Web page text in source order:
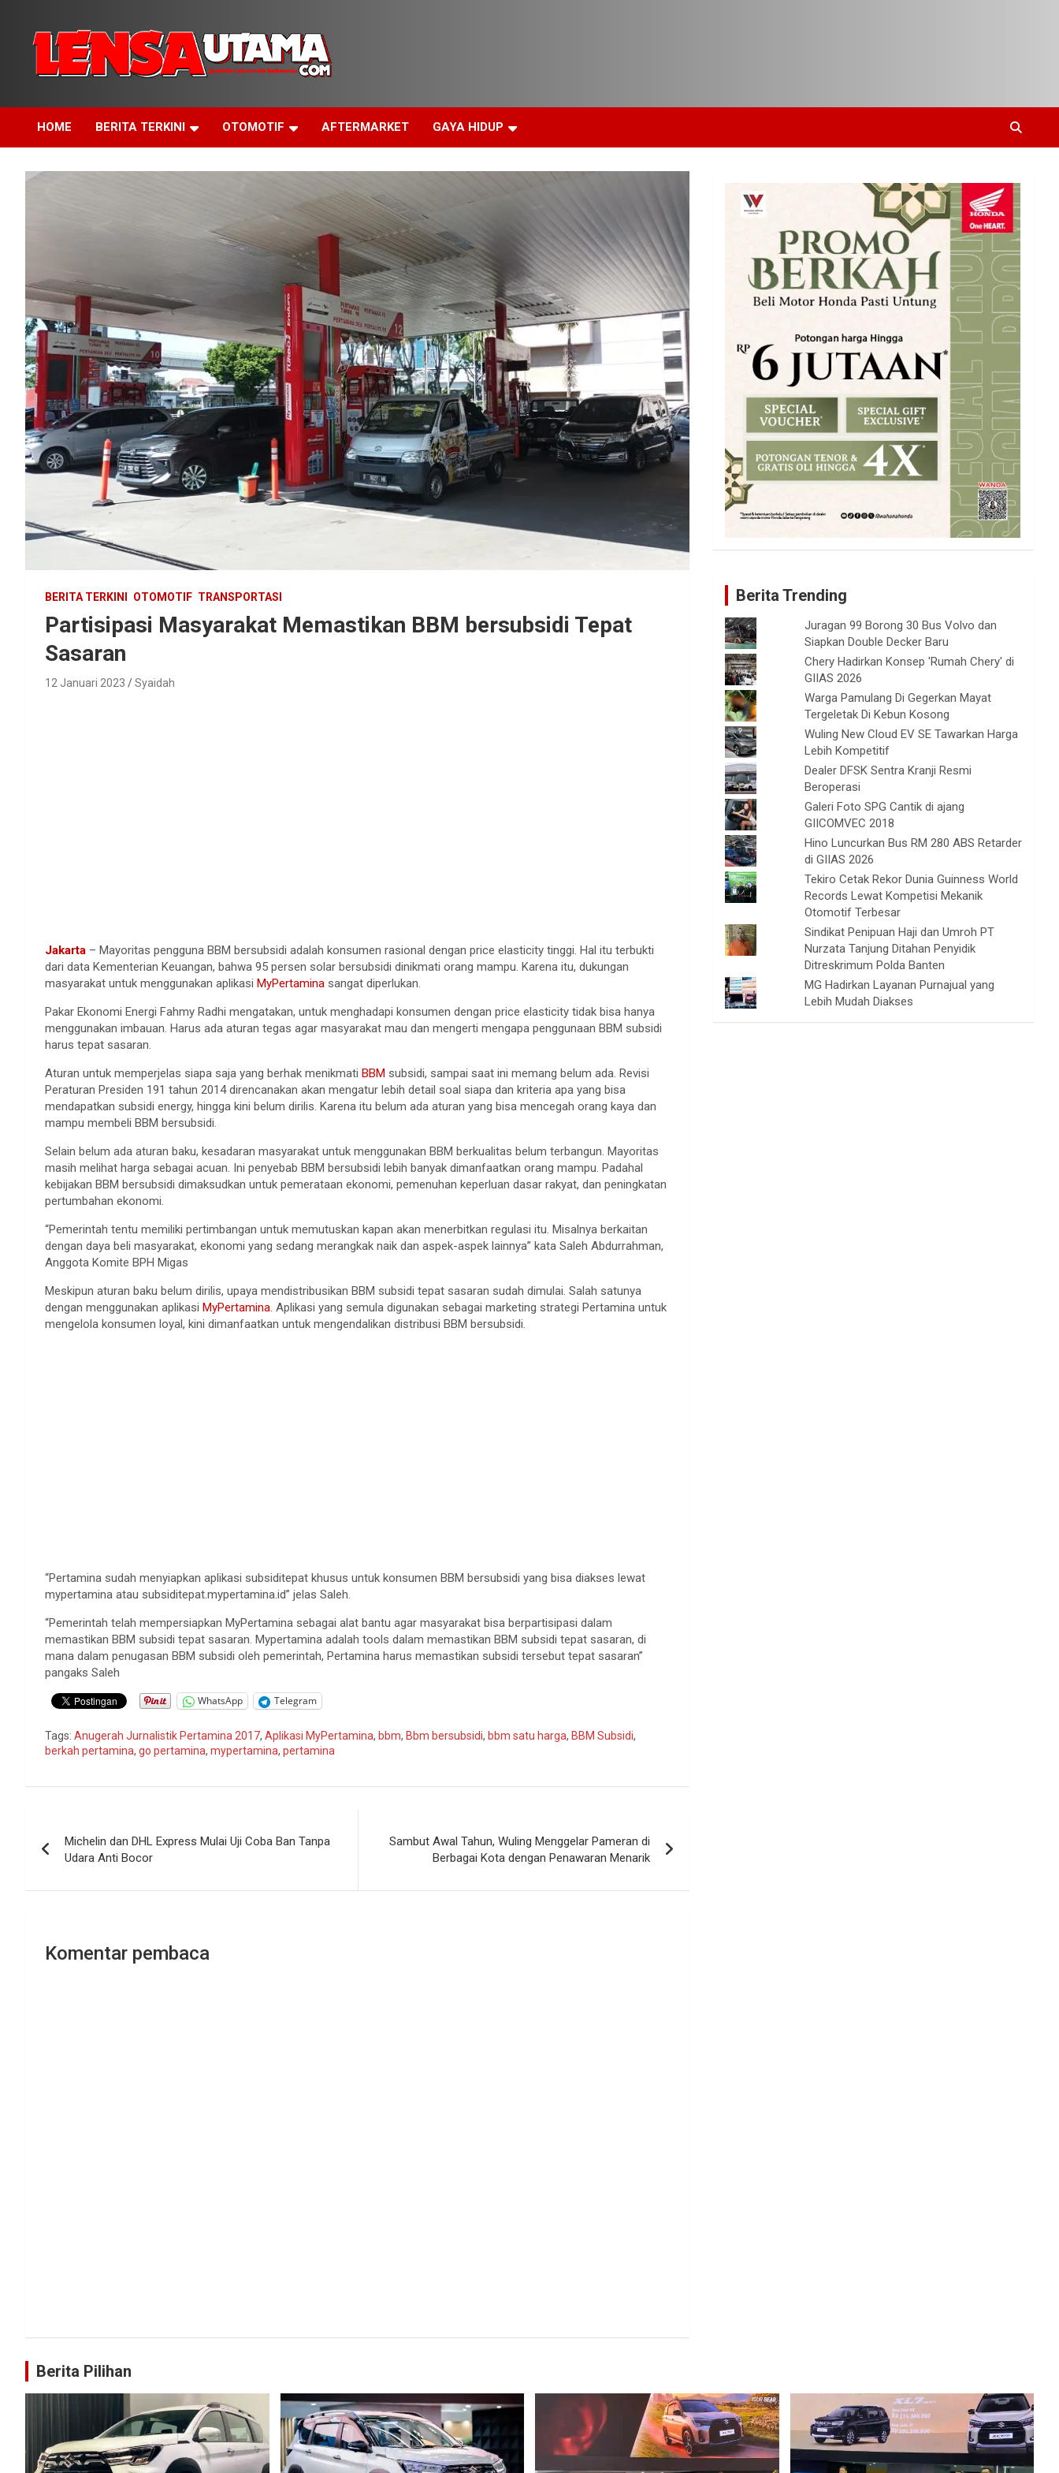
content
LensaUtama
HOME BERITA TERKINI OTOMOTIF AFTERMARKET GAYA HIDUP
BERITA TERKINI OTOMOTIF TRANSPORTASI
Partisipasi Masyarakat Memastikan BBM bersubsidi Tepat
Sasaran
12 Januari 2023 Syaidah
Jakarta – Mayoritas pengguna BBM bersubsidi adalah konsumen rasional dengan price elasticity tinggi. Hal itu terbukti
dari data Kementerian Keuangan, bahwa 95 persen solar bersubsidi dinikmati orang mampu. Karena itu, dukungan
masyarakat untuk menggunakan aplikasi MyPertamina sangat diperlukan.
Pakar Ekonomi Energi Fahmy Radhi mengatakan, untuk menghadapi konsumen dengan price elasticity tidak bisa hanya
menggunakan imbauan. Harus ada aturan tegas agar masyarakat mau dan mengerti mengapa penggunaan BBM subsidi
harus tepat sasaran.
Aturan untuk memperjelas siapa saja yang berhak menikmati BBM subsidi, sampai saat ini memang belum ada. Revisi
Peraturan Presiden 191 tahun 2014 direncanakan akan mengatur lebih detail soal siapa dan kriteria apa yang bisa
mendapatkan subsidi energy, hingga kini belum dirilis. Karena itu belum ada aturan yang bisa mencegah orang kaya dan
mampu membeli BBM bersubsidi.
Selain belum ada aturan baku, kesadaran masyarakat untuk menggunakan BBM berkualitas belum terbangun. Mayoritas
masih melihat harga sebagai acuan. Ini penyebab BBM bersubsidi lebih banyak dimanfaatkan orang mampu. Padahal
kebijakan BBM bersubsidi dimaksudkan untuk pemerataan ekonomi, pemenuhan keperluan dasar rakyat, dan peningkatan
pertumbahan ekonomi.
“Pemerintah tentu memiliki pertimbangan untuk memutuskan kapan akan menerbitkan regulasi itu. Misalnya berkaitan
dengan daya beli masyarakat, ekonomi yang sedang merangkak naik dan aspek-aspek lainnya” kata Saleh Abdurrahman,
Anggota Komite BPH Migas
Meskipun aturan baku belum dirilis, upaya mendistribusikan BBM subsidi tepat sasaran sudah dimulai. Salah satunya
dengan menggunakan aplikasi MyPertamina. Aplikasi yang semula digunakan sebagai marketing strategi Pertamina untuk
mengelola konsumen loyal, kini dimanfaatkan untuk mengendalikan distribusi BBM bersubsidi.
“Pertamina sudah menyiapkan aplikasi subsiditepat khusus untuk konsumen BBM bersubsidi yang bisa diakses lewat
mypertamina atau subsiditepat.mypertamina.id” jelas Saleh.
“Pemerintah telah mempersiapkan MyPertamina sebagai alat bantu agar masyarakat bisa berpartisipasi dalam
memastikan BBM subsidi tepat sasaran. Mypertamina adalah tools dalam memastikan BBM subsidi tepat sasaran, di
mana dalam penugasan BBM subsidi oleh pemerintah, Pertamina harus memastikan subsidi tersebut tepat sasaran”
pangaks Saleh
WhatsApp Telegram
Tags: Anugerah Jurnalistik Pertamina 2017, Aplikasi MyPertamina, bbm, Bbm bersubsidi, bbm satu harga, BBM Subsidi,
berkah pertamina, go pertamina, mypertamina, pertamina
pos
Michelin dan DHL Express Mulai Uji Coba Ban Tanpa
Udara Anti Bocor
Sambut Awal Tahun, Wuling Menggelar Pameran di
Berbagai Kota dengan Penawaran Menarik
Komentar pembaca
Berita Trending
Juragan 99 Borong 30 Bus Volvo dan
Siapkan Double Decker Baru
Chery Hadirkan Konsep 'Rumah Chery' di
GIIAS 2026
Warga Pamulang Di Gegerkan Mayat
Tergeletak Di Kebun Kosong
Wuling New Cloud EV SE Tawarkan Harga
Lebih Kompetitif
Dealer DFSK Sentra Kranji Resmi
Beroperasi
Galeri Foto SPG Cantik di ajang
GIICOMVEC 2018
Hino Luncurkan Bus RM 280 ABS Retarder
di GIIAS 2026
Tekiro Cetak Rekor Dunia Guinness World
Records Lewat Kompetisi Mekanik
Otomotif Terbesar
Sindikat Penipuan Haji dan Umroh PT
Nurzata Tanjung Ditahan Penyidik
Ditreskrimum Polda Banten
MG Hadirkan Layanan Purnajual yang
Lebih Mudah Diakses
Berita Pilihan